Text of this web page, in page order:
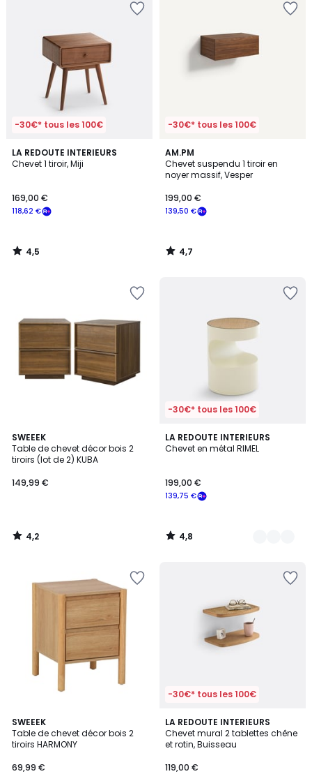
-30€* tous les 100€
LA REDOUTE INTERIEURS
Chevet 1 tiroir, Miji
118,62 €
169,00 €
4,5
/ 5
4,5
/
-30€* tous les 100€
AM.PM
Chevet suspendu 1 tiroir en
noyer massif, Vesper
139,50 €
199,00 €
4,7
/ 5
4,7
/
SWEEEK
Table de chevet décor bois 2
tiroirs (lot de 2) KUBA
149,99 €
4,2
/ 5
4,2
/
-30€* tous les 100€
LA REDOUTE INTERIEURS
Chevet en métal RIMEL
139,75 €
199,00 €
4,8
/ 5
3
Couleurs
4,8
/
SWEEEK
Table de chevet décor bois 2
tiroirs HARMONY
69,99 €
2
Couleurs
-30€* tous les 100€
LA REDOUTE INTERIEURS
Chevet mural 2 tablettes chêne
et rotin, Buisseau
119,00 €
4,5
/ 5